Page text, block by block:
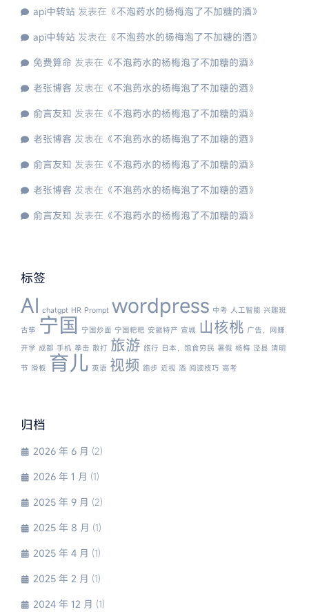
api中转站 发表在《不泡药水的杨梅泡了不加糖的酒》
api中转站 发表在《不泡药水的杨梅泡了不加糖的酒》
免费算命 发表在《不泡药水的杨梅泡了不加糖的酒》
老张博客 发表在《不泡药水的杨梅泡了不加糖的酒》
俞言友知 发表在《不泡药水的杨梅泡了不加糖的酒》
老张博客 发表在《不泡药水的杨梅泡了不加糖的酒》
俞言友知 发表在《不泡药水的杨梅泡了不加糖的酒》
老张博客 发表在《不泡药水的杨梅泡了不加糖的酒》
俞言友知 发表在《不泡药水的杨梅泡了不加糖的酒》
标签
AI chatgpt HR Prompt wordpress 中考 人工智能 兴趣班
古筝 宁国 宁国炒面 宁国粑粑 安徽特产 宣城 山核桃 广告，网赚
开学 成都 手机 拳击 散打 旅游 旅行 日本，饱食穷民 暑假 杨梅 泾县 清明
节 滑板 育儿 英语 视频 跑步 近视 酒 阅读技巧 高考
归档
2026 年 6 月 (2)
2026 年 1 月 (1)
2025 年 9 月 (2)
2025 年 8 月 (1)
2025 年 4 月 (1)
2025 年 2 月 (1)
2024 年 12 月 (1)